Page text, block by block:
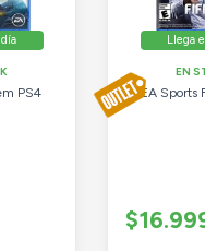
PS4
Llega
EN
EA Sports